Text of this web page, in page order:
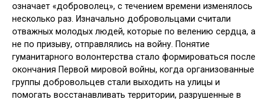
означает «доброволец», с течением времени из­менялось
несколько раз. Изначально добровольцами считали
отважных молодых людей, которые по велению сердца, а
не по призыву, отправлялись на войну. Понятие
гуманитарного волонтерства стало формироваться по­сле
окончания Первой мировой войны, когда организованные
группы добро­вольцев стали выходить на улицы и
помогать восстанавливать террито­рии, разрушенные в